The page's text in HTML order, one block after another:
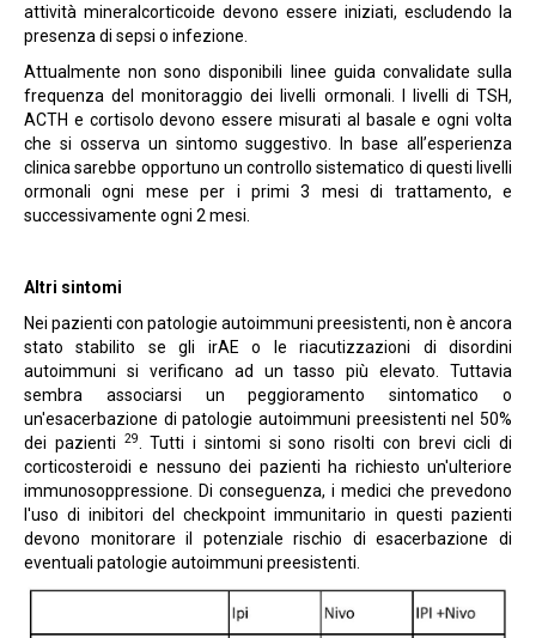
attività mineralcorticoide devono essere iniziati, escludendo la
presenza di sepsi o infezione.
Attualmente non sono disponibili linee guida convalidate sulla
frequenza del monitoraggio dei livelli ormonali. I livelli di TSH,
ACTH e cortisolo devono essere misurati al basale e ogni volta
che si osserva un sintomo suggestivo. In base all’esperienza
clinica sarebbe opportuno un controllo sistematico di questi livelli
ormonali ogni mese per i primi 3 mesi di trattamento, e
successivamente ogni 2 mesi.
Altri sintomi
Nei pazienti con patologie autoimmuni preesistenti, non è ancora
stato stabilito se gli irAE o le riacutizzazioni di disordini
autoimmuni si verificano ad un tasso più elevato. Tuttavia
sembra associarsi un peggioramento sintomatico o
un'esacerbazione di patologie autoimmuni preesistenti nel 50%
dei pazienti
29. Tutti i sintomi si sono risolti con brevi cicli di
corticosteroidi e nessuno dei pazienti ha richiesto un'ulteriore
immunosoppressione. Di conseguenza, i medici che prevedono
l'uso di inibitori del checkpoint immunitario in questi pazienti
devono monitorare il potenziale rischio di esacerbazione di
eventuali patologie autoimmuni preesistenti.